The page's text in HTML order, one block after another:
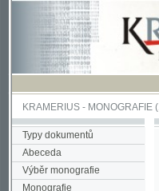
KRAMERIUS-MONOGRAFIE
Typy dokumentů
Abeceda
Výběr monografie
Monografie
Stránka